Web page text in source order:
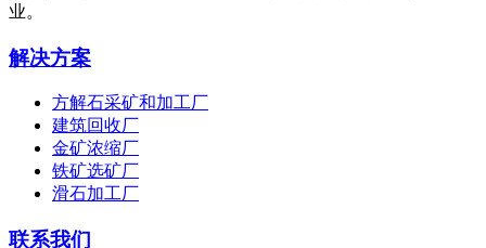
业。
解决方案
方解石采矿和加工厂
建筑回收厂
金矿浓缩厂
铁矿选矿厂
滑石加工厂
联系我们